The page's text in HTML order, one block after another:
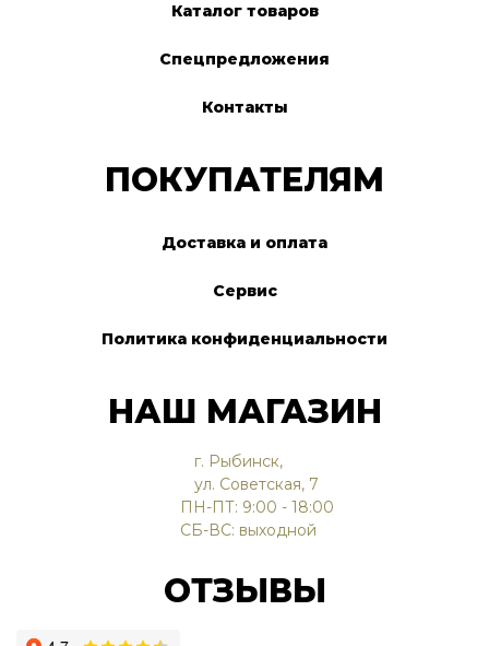
Каталог товаров
Спецпредложения
Контакты
ПОКУПАТЕЛЯМ
Доставка и оплата
Сервис
Политика конфиденциальности
НАШ МАГАЗИН
г. Рыбинск,
ул. Советская, 7
ПН-ПТ: 9:00 - 18:00
СБ-ВС: выходной
ОТЗЫВЫ